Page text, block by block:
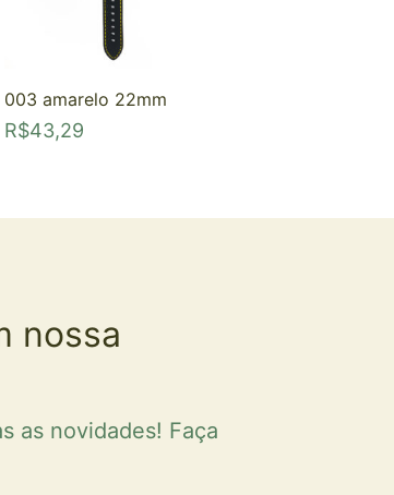
003 amarelo 22mm
R$43,29
nossa
as novidades! Faça